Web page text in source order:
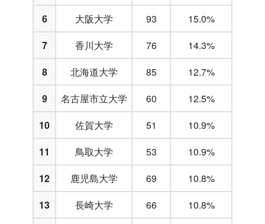
6
大阪大学 93
15.0%
7
香川大学 76
14.3%
8
北海道大学 85
12.7%
9
名古屋市立大学 60
12.5%
10
佐賀大学 51
10.9%
11
鳥取大学 53
10.9%
12
鹿児島大学 69
10.8%
13
長崎大学 66
10.8%